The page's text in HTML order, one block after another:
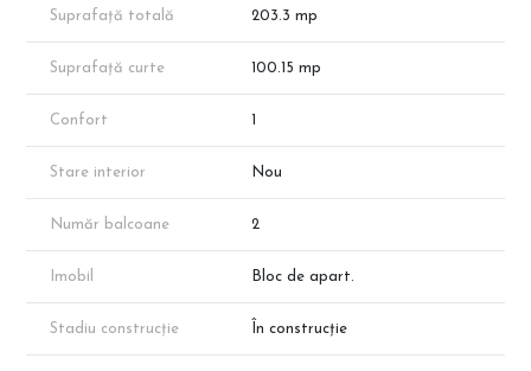
Suprafață totală 203.3 mp
Suprafață curte 100.15 mp
Confort 1
Stare interior Nou
Număr balcoane 2
Imobil Bloc de apart.
Stadiu construcție În construcție